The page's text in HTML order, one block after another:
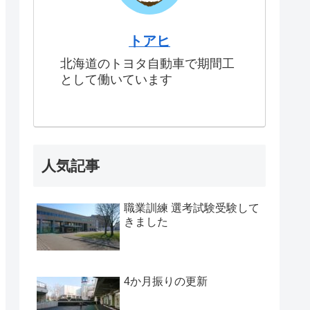
トアヒ
北海道のトヨタ自動車で期間工
として働いています
人気記事
職業訓練 選考試験受験して
きました
4か月振りの更新